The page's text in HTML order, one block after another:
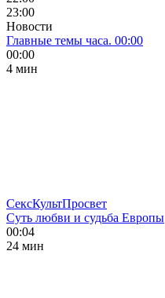
23:00
Новости
Главные темы часа. 00:00
00:00
4 мин
СексКультПросвет
Суть любви и судьба Европы
00:04
24 мин